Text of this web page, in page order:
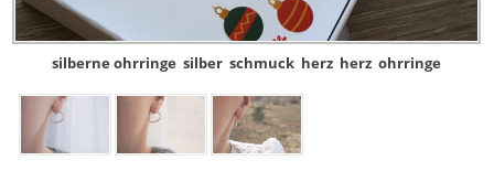
silberne ohrringe silber schmuck herz herz ohrringe